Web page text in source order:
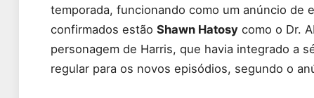
temporada, funcionando como um anúncio de
confirmados estão Shawn Hatosy como o Dr.
personagem de Harris, que havia integrado a
regular para os novos episódios, segundo o